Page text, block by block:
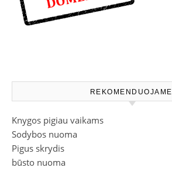
REKOMENDUOJAME
Knygos pigiau vaikams
Sodybos nuoma
Pigus skrydis
būsto nuoma